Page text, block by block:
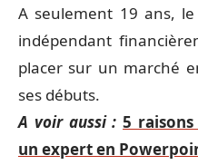
A seulement 19 ans,
indépendant
placer sur un marché
ses débuts.
A voir aussi : 5
un expert en